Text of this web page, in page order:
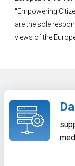
"Empowering
are the sole
views of the